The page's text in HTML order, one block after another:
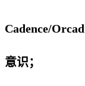
Cadence/
意识；